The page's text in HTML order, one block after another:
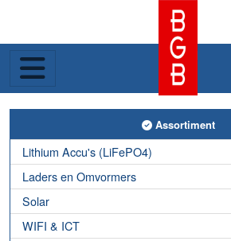
Toggle Assortiment
Assortiment
Lithium Accu's (LiFePO4)
Laders en Omvormers
Solar
WIFI & ICT